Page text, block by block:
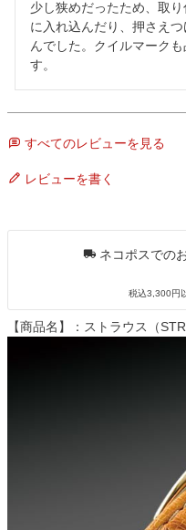
少し狭めだったため、取
に入れ込んだり、押さえ
んでした。クイルマーク
す。
すべてのレビューを見る
レビューを書く
ネコポスでの
税込3,300円
【商品名】：ストラウス（